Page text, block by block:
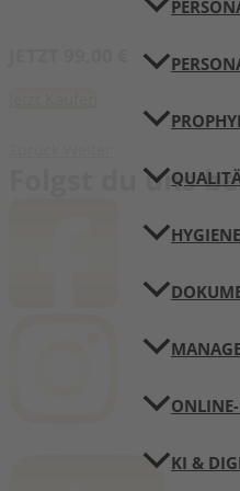
KI &
Aufzeichnung
Folgst du uns